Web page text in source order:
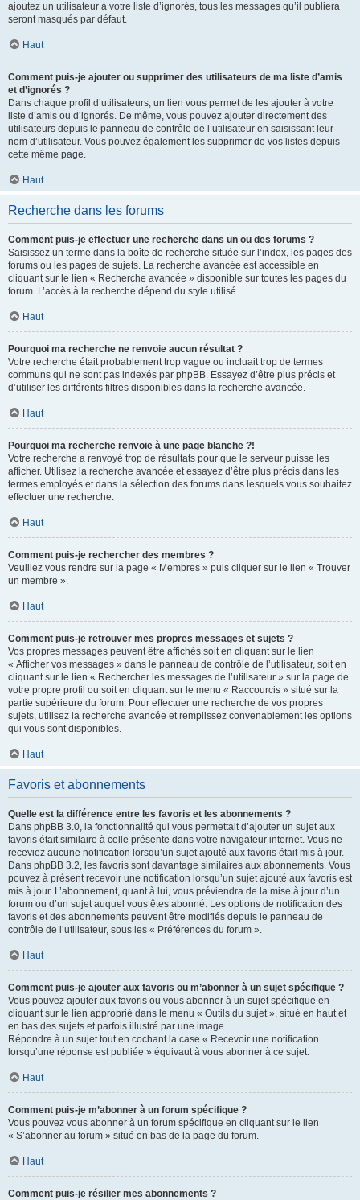
ajoutez un utilisateur à votre liste d’ignorés, tous les messages qu’il publiera
seront masqués par défaut.
Haut
Comment puis-je ajouter ou supprimer des utilisateurs de ma liste d’amis
et d’ignorés ?
Dans chaque profil d’utilisateurs, un lien vous permet de les ajouter à votre
liste d’amis ou d’ignorés. De même, vous pouvez ajouter directement des
utilisateurs depuis le panneau de contrôle de l’utilisateur en saisissant leur
nom d’utilisateur. Vous pouvez également les supprimer de vos listes depuis
cette même page.
Haut
Recherche dans les forums
Comment puis-je effectuer une recherche dans un ou des forums ?
Saisissez un terme dans la boîte de recherche située sur l’index, les pages des
forums ou les pages de sujets. La recherche avancée est accessible en
cliquant sur le lien « Recherche avancée » disponible sur toutes les pages du
forum. L’accès à la recherche dépend du style utilisé.
Haut
Pourquoi ma recherche ne renvoie aucun résultat ?
Votre recherche était probablement trop vague ou incluait trop de termes
communs qui ne sont pas indexés par phpBB. Essayez d’être plus précis et
d’utiliser les différents filtres disponibles dans la recherche avancée.
Haut
Pourquoi ma recherche renvoie à une page blanche ?!
Votre recherche a renvoyé trop de résultats pour que le serveur puisse les
afficher. Utilisez la recherche avancée et essayez d’être plus précis dans les
termes employés et dans la sélection des forums dans lesquels vous souhaitez
effectuer une recherche.
Haut
Comment puis-je rechercher des membres ?
Veuillez vous rendre sur la page « Membres » puis cliquer sur le lien « Trouver
un membre ».
Haut
Comment puis-je retrouver mes propres messages et sujets ?
Vos propres messages peuvent être affichés soit en cliquant sur le lien
« Afficher vos messages » dans le panneau de contrôle de l’utilisateur, soit en
cliquant sur le lien « Rechercher les messages de l’utilisateur » sur la page de
votre propre profil ou soit en cliquant sur le menu « Raccourcis » situé sur la
partie supérieure du forum. Pour effectuer une recherche de vos propres
sujets, utilisez la recherche avancée et remplissez convenablement les options
qui vous sont disponibles.
Haut
Favoris et abonnements
Quelle est la différence entre les favoris et les abonnements ?
Dans phpBB 3.0, la fonctionnalité qui vous permettait d’ajouter un sujet aux
favoris était similaire à celle présente dans votre navigateur internet. Vous ne
receviez aucune notification lorsqu’un sujet ajouté aux favoris était mis à jour.
Dans phpBB 3.2, les favoris sont davantage similaires aux abonnements. Vous
pouvez à présent recevoir une notification lorsqu’un sujet ajouté aux favoris est
mis à jour. L’abonnement, quant à lui, vous préviendra de la mise à jour d’un
forum ou d’un sujet auquel vous êtes abonné. Les options de notification des
favoris et des abonnements peuvent être modifiés depuis le panneau de
contrôle de l’utilisateur, sous les « Préférences du forum ».
Haut
Comment puis-je ajouter aux favoris ou m’abonner à un sujet spécifique ?
Vous pouvez ajouter aux favoris ou vous abonner à un sujet spécifique en
cliquant sur le lien approprié dans le menu « Outils du sujet », situé en haut et
en bas des sujets et parfois illustré par une image.
Répondre à un sujet tout en cochant la case « Recevoir une notification
lorsqu’une réponse est publiée » équivaut à vous abonner à ce sujet.
Haut
Comment puis-je m’abonner à un forum spécifique ?
Vous pouvez vous abonner à un forum spécifique en cliquant sur le lien
« S’abonner au forum » situé en bas de la page du forum.
Haut
Comment puis-je résilier mes abonnements ?